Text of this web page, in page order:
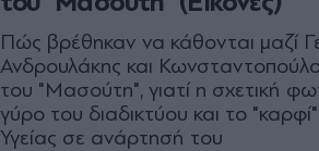
Πώς βρέθηκαν να κάθονται μαζί
Ανδρουλάκης και
του "Μασούτη", γιατί η σχετική
γύρο του διαδικτύου και το
Υγείας σε ανάρτησή του